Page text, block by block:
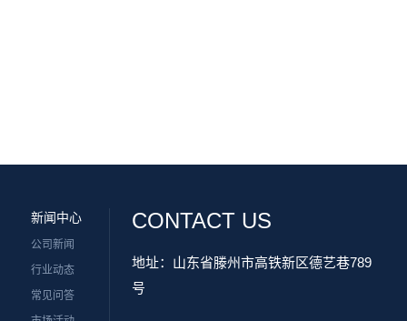
新闻中心
公司新闻
行业动态
常见问答
CONTACT US
地址：山东省滕州市高铁新区德艺巷789
号